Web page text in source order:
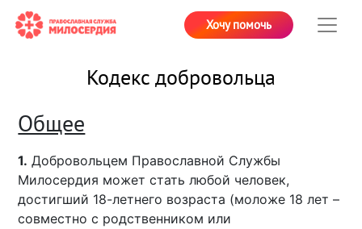
Хочу помочь
Кодекс добровольца
Общее
1. Добровольцем Православной Службы
Милосердия может стать любой человек,
достигший 18-летнего возраста (моложе 18 лет –
совместно с родственником или